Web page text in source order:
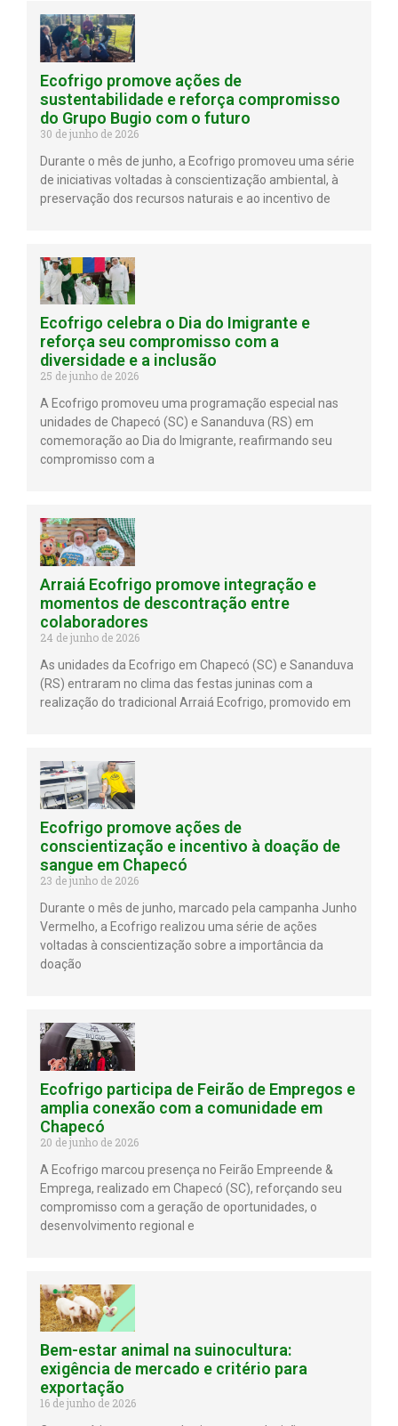
Ecofrigo promove ações de
sustentabilidade e reforça compromisso
do Grupo Bugio com o futuro
30 de junho de 2026
Durante o mês de junho, a Ecofrigo promoveu uma série
de iniciativas voltadas à conscientização ambiental, à
preservação dos recursos naturais e ao incentivo de
Ecofrigo celebra o Dia do Imigrante e
reforça seu compromisso com a
diversidade e a inclusão
25 de junho de 2026
A Ecofrigo promoveu uma programação especial nas
unidades de Chapecó (SC) e Sananduva (RS) em
comemoração ao Dia do Imigrante, reafirmando seu
compromisso com a
Arraiá Ecofrigo promove integração e
momentos de descontração entre
colaboradores
24 de junho de 2026
As unidades da Ecofrigo em Chapecó (SC) e Sananduva
(RS) entraram no clima das festas juninas com a
realização do tradicional Arraiá Ecofrigo, promovido em
Ecofrigo promove ações de
conscientização e incentivo à doação de
sangue em Chapecó
23 de junho de 2026
Durante o mês de junho, marcado pela campanha Junho
Vermelho, a Ecofrigo realizou uma série de ações
voltadas à conscientização sobre a importância da
doação
Ecofrigo participa de Feirão de Empregos e
amplia conexão com a comunidade em
Chapecó
20 de junho de 2026
A Ecofrigo marcou presença no Feirão Empreende &
Emprega, realizado em Chapecó (SC), reforçando seu
compromisso com a geração de oportunidades, o
desenvolvimento regional e
Bem-estar animal na suinocultura:
exigência de mercado e critério para
exportação
16 de junho de 2026